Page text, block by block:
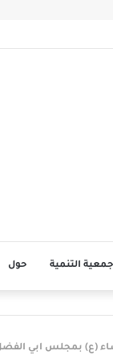
جمعية التنمية حول
(ع) بمجلس ابي